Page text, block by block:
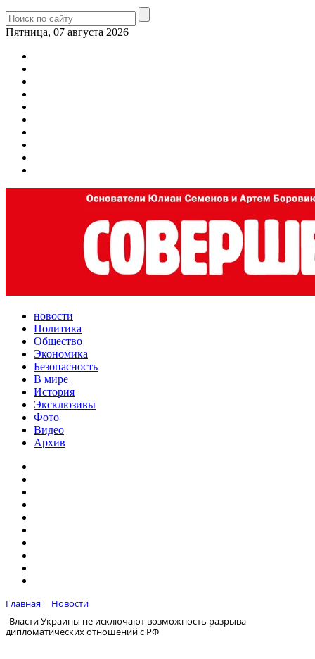
Пятница, 07 августа 2026
новости
Политика
Общество
Экономика
Безопасность
В мире
История
Эксклюзивы
Фото
Видео
Архив
Главная
Новости
Власти Украины не исключают возможность разрыва
дипломатических отношений с РФ